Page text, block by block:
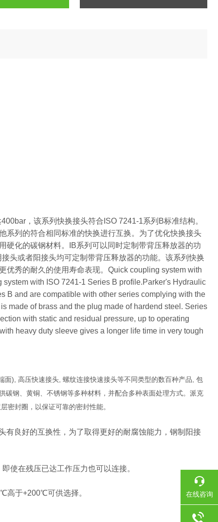
，该系列快换接头符合ISO 7241-1系列B标准结构。
系列的符合相同标准的快换进行互换。为了优化快换接头
硬化的碳钢材料。IB系列可以同时定制带背压释放器的功
头或者阳接头均可定制带背压释放器的功能。该系列快换
优秀的耐久的使用寿命表现。Quick coupling system with
with ISO 7241-1 Series B profile.Parker's Hydraulic
B and are compatible with other series complying with the
made of brass and the plug made of hardend steel. Series
with static and residual pressure, up to operating
heavy duty sleeve gives a longer life time in very tough
), 高压快速接头, 螺纹连接快速接头等不同类型的数百种产品, 包
钢、黄铜、不锈钢等多种材料，并配合多种表面处理方式。派克
密封圈，以保证可靠的密封性能。
有良好的互换性，为了取得更好的耐腐蚀能力，钢制阳接
使在残压已达工作压力也可以连接。
高于+200℃可供选择。
在线咨询